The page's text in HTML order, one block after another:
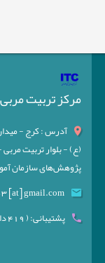
مرکز تربیت
آدرس : کرج - میدان
(ع) - بلوار تربیت
پژوهش‌های سازمان
[at] gmail.com
پشتیبانی: ( 419 داخلی) 02632511922